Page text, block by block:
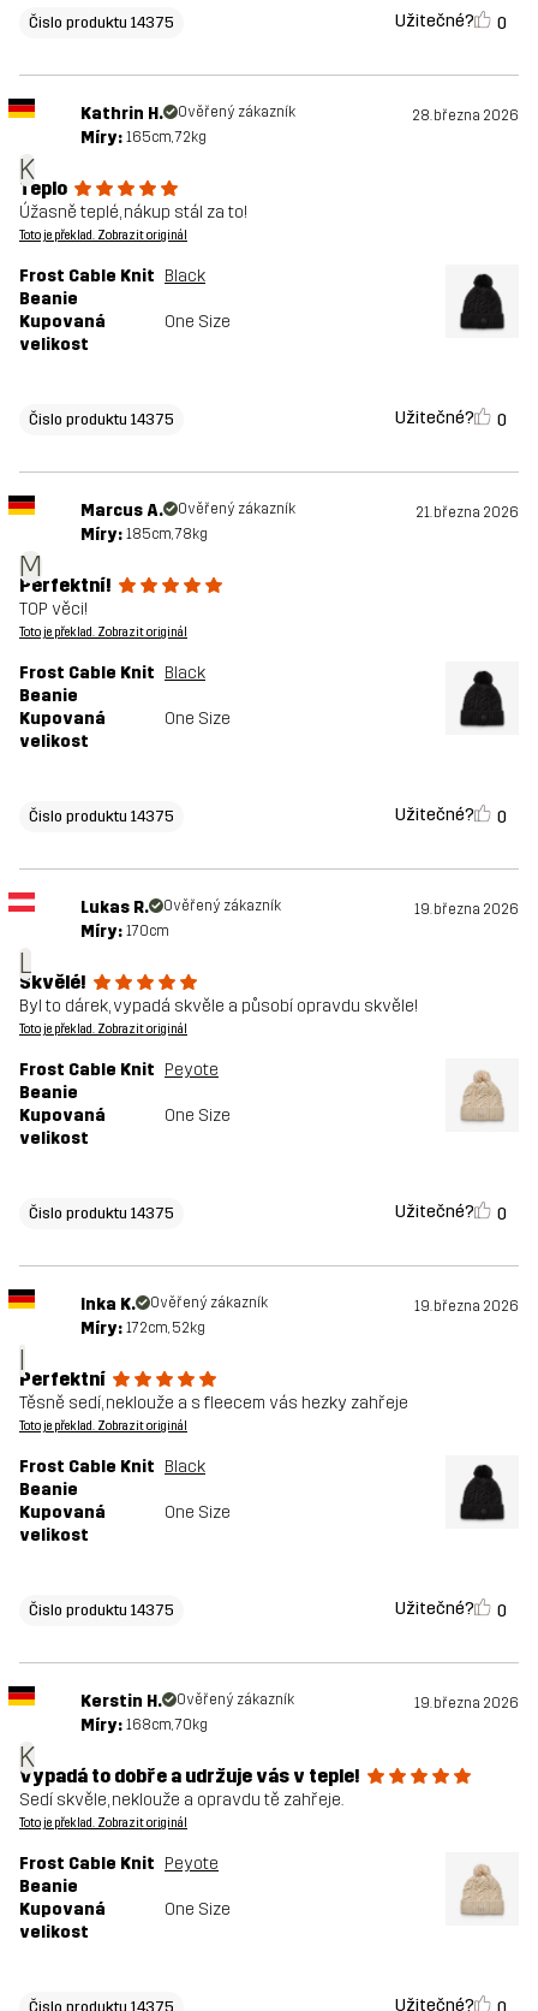
Čislo produktu 14375 Užitečné? 0
K
Kathrin H. Ověřený zákazník 28. března 2026
Míry: 165cm, 72kg
Teplo
Úžasně teplé, nákup stál za to!
Toto je překlad. Zobrazit originál
Frost Cable Knit
Beanie
Black
Kupovaná
velikost
One Size
Čislo produktu 14375 Užitečné? 0
M
Marcus A. Ověřený zákazník 21. března 2026
Míry: 185cm, 78kg
Perfektní!
TOP věci!
Toto je překlad. Zobrazit originál
Frost Cable Knit
Beanie
Black
Kupovaná
velikost
One Size
Čislo produktu 14375 Užitečné? 0
L
Lukas R. Ověřený zákazník 19. března 2026
Míry: 170cm
Skvělé!
Byl to dárek, vypadá skvěle a působí opravdu skvěle!
Toto je překlad. Zobrazit originál
Frost Cable Knit
Beanie
Peyote
Kupovaná
velikost
One Size
Čislo produktu 14375 Užitečné? 0
I
Inka K. Ověřený zákazník 19. března 2026
Míry: 172cm, 52kg
Perfektní
Těsně sedí, neklouže a s fleecem vás hezky zahřeje
Toto je překlad. Zobrazit originál
Frost Cable Knit
Beanie
Black
Kupovaná
velikost
One Size
Čislo produktu 14375 Užitečné? 0
K
Kerstin H. Ověřený zákazník 19. března 2026
Míry: 168cm, 70kg
Vypadá to dobře a udržuje vás v teple!
Sedí skvěle, neklouže a opravdu tě zahřeje.
Toto je překlad. Zobrazit originál
Frost Cable Knit
Beanie
Peyote
Kupovaná
velikost
One Size
Čislo produktu 14375 Užitečné?